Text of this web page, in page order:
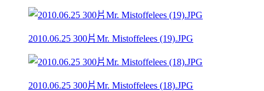
2010.06.25 300片Mr. Mistoffelees (19).JPG
2010.06.25 300片Mr. Mistoffelees (18).JPG